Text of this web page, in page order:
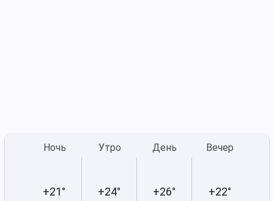
Ночь
+21°
Утро
+24°
День
+26°
Вечер
+22°